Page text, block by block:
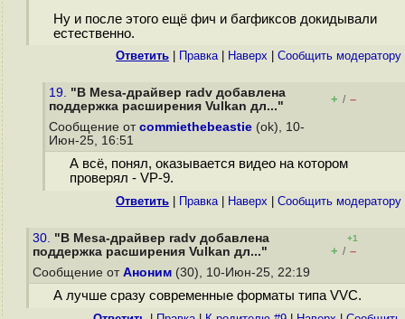
Ну и после этого ещё фич и багфиксов докидывали
естественно.
Ответить Правка| Наверх Cообщить модератору
19. "В Mesa-драйвер radv добавлена
поддержка расширения Vulkan дл..."
+ / –
Сообщение от commiethebeastie (ok), 10-
Июн-25, 16:51
А всё, понял, оказывается видео на котором
проверял - VP-9.
Ответить Правка| Наверх Cообщить модератору
30. "В Mesa-драйвер radv добавлена
поддержка расширения Vulkan дл..."
+1
+ / –
Сообщение от Аноним (30), 10-Июн-25, 22:19
А лучше сразу современные форматы типа VVC.